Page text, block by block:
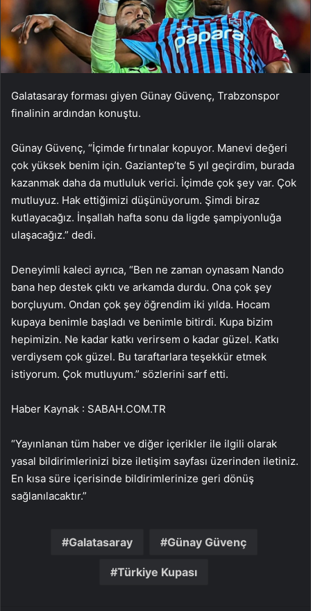
Galatasaray forması giyen Günay Güvenç, Trabzonspor
finalinin ardından konuştu.
Günay Güvenç, “İçimde fırtınalar kopuyor. Manevi değeri
çok yüksek benim için. Gaziantep’te 5 yıl geçirdim, burada
kazanmak daha da mutluluk verici. İçimde çok şey var. Çok
mutluyuz. Hak ettiğimizi düşünüyorum. Şimdi biraz
kutlayacağız. İnşallah hafta sonu da ligde şampiyonluğa
ulaşacağız.” dedi.
Deneyimli kaleci ayrıca, “Ben ne zaman oynasam Nando
bana hep destek çıktı ve arkamda durdu. Ona çok şey
borçluyum. Ondan çok şey öğrendim iki yılda. Hocam
kupaya benimle başladı ve benimle bitirdi. Kupa bizim
hepimizin. Ne kadar katkı verirsem o kadar güzel. Katkı
verdiysem çok güzel. Bu taraftarlara teşekkür etmek
istiyorum. Çok mutluyum.” sözlerini sarf etti.
Haber Kaynak : SABAH.COM.TR
“Yayınlanan tüm haber ve diğer içerikler ile ilgili olarak
yasal bildirimlerinizi bize iletişim sayfası üzerinden iletiniz.
En kısa süre içerisinde bildirimlerinize geri dönüş
sağlanılacaktır.”
Galatasaray Günay Güvenç
Türkiye Kupası